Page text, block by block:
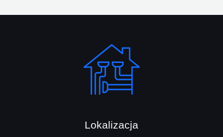
Lokalizacja